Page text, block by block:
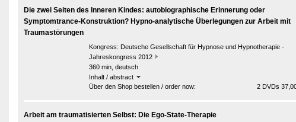
Die zwei Seiten des Inneren Kindes: autobiographische Erinnerung oder
Symptomtrance-Konstruktion? Hypno-analytische Überlegungen zur Arbeit mit
Traumastörungen
Kongress: Deutsche Gesellschaft für Hypnose und Hypnotherapie -
Jahreskongress 2012
360 min, deutsch
Inhalt / abstract
Über den Shop bestellen / order now:
2 DVDs
Arbeit am traumatisierten Selbst: Die Ego-State-Therapie